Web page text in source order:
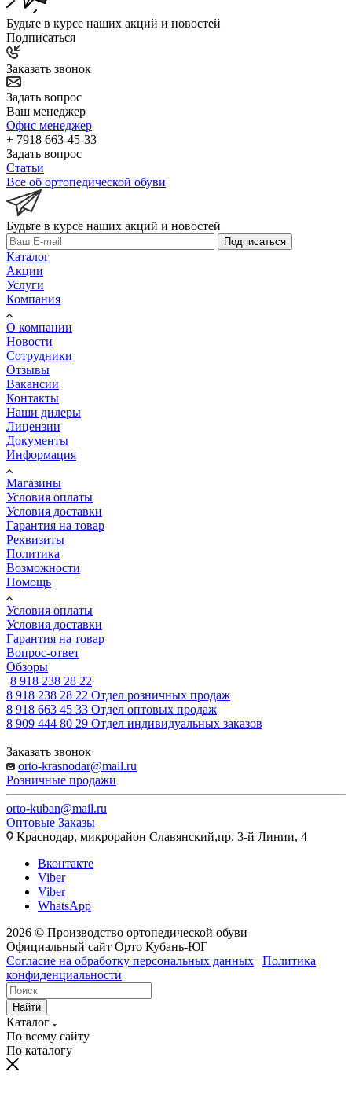
Будьте в курсе наших акций и новостей
Подписаться
Заказать звонок
Задать вопрос
Ваш менеджер
Офис менеджер
+ 7918 663-45-33
Задать вопрос
Статьи
Все об ортопедической обуви
Будьте в курсе наших акций и новостей
Подписаться
Каталог
Акции
Услуги
Компания
О компании
Новости
Сотрудники
Отзывы
Вакансии
Контакты
Наши дилеры
Лицензии
Документы
Информация
Магазины
Условия оплаты
Условия доставки
Гарантия на товар
Реквизиты
Политика
Возможности
Помощь
Условия оплаты
Условия доставки
Гарантия на товар
Вопрос-ответ
Обзоры
8 918 238 28 22
8 918 238 28 22 Отдел розничных продаж
8 918 663 45 33 Отдел оптовых продаж
8 909 444 80 29 Отдел индивидуальных заказов
Заказать звонок
orto-krasnodar@mail.ru
Розничные продажи
orto-kuban@mail.ru
Оптовые Заказы
Краснодар, микрорайон Славянский,пр. 3-й Линии, 4
Вконтакте
Viber
Viber
WhatsApp
2026 © Производство ортопедической обуви
Официальный сайт Орто Кубань-ЮГ
Согласие на обработку персональных данных | Политика
конфиденциальности
Найти
Каталог
По всему сайту
По каталогу